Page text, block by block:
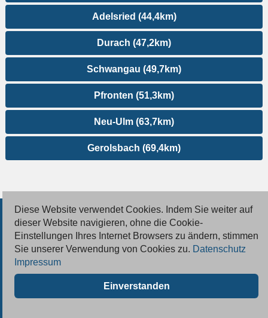
Adelsried (44,4km)
Durach (47,2km)
Schwangau (49,7km)
Pfronten (51,3km)
Neu-Ulm (63,7km)
Gerolsbach (69,4km)
© 2026 Deutsche Jobmarkt GmbH
Inserieren
Kontakt
AGB
Diese Website verwendet Cookies. Indem Sie weiter auf
dieser Website navigieren, ohne die Cookie-
Einstellungen Ihres Internet Browsers zu ändern, stimmen
Sie unserer Verwendung von Cookies zu. Datenschutz
Impressum
Einverstanden